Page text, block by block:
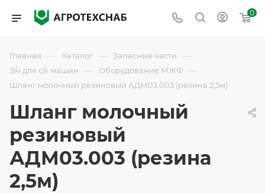
0
Главная — Каталог — Запасные части —
З/ч для с/х машин — Оборудование МЖФ —
Шланг молочный резиновый АДМ03.003 (резина 2,5м)
Шланг молочный
резиновый
АДМ03.003 (резина
2,5м)